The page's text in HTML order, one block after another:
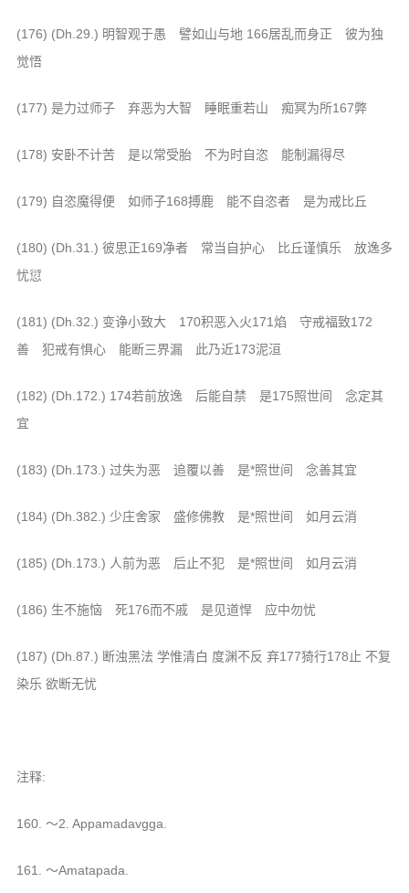
活动记录
下院风采
搜索
(176) (Dh.29.) 明智观于愚 譬如山与地 166居乱而身正 彼为独
觉悟
(177) 是力过师子 弃恶为大智 睡眠重若山 痴冥为所167弊
(178) 安卧不计苦 是以常受胎 不为时自恣 能制漏得尽
(179) 自恣魔得便 如师子168搏鹿 能不自恣者 是为戒比丘
(180) (Dh.31.) 彼思正169净者 常当自护心 比丘谨慎乐 放逸多
忧愆
(181) (Dh.32.) 变诤小致大 170积恶入火171焰 守戒福致172
善 犯戒有惧心 能断三界漏 此乃近173泥洹
(182) (Dh.172.) 174若前放逸 后能自禁 是175照世间 念定其
宜
(183) (Dh.173.) 过失为恶 追覆以善 是*照世间 念善其宜
(184) (Dh.382.) 少庄舍家 盛修佛教 是*照世间 如月云消
(185) (Dh.173.) 人前为恶 后止不犯 是*照世间 如月云消
(186) 生不施恼 死176而不戚 是见道悍 应中勿忧
(187) (Dh.87.) 断浊黑法 学惟清白 度渊不反 弃177猗行178止 不复
染乐 欲断无忧
注释:
160. ～2. Appamadavgga.
161. ～Amatapada.